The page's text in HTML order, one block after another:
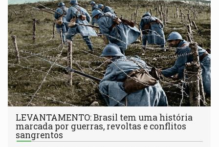
LEVANTAMENTO: Brasil tem uma história
marcada por guerras, revoltas e conflitos
sangrentos